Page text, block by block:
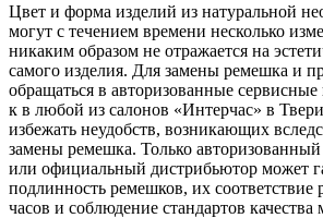
Цвет и форма изделий из натуральной
могут с течением времени несколько
никаким образом не отражается на
самого изделия. Для замены ремешка и
обращаться в авторизованные
к в любой из салонов «Интерчас» в
избежать неудобств, возникающих
замены ремешка. Только
или официальный дистрибьютор может
подлинность ремешков, их соответствие
часов и соблюдение стандартов качества